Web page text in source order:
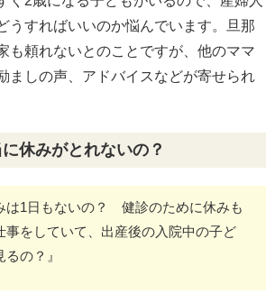
うすればいいのか悩んでいます。旦那
も頼れないとのことですが、他のママ
ましの声、アドバイスなどが寄せられ
休みがとれないの？
は1日もないの？ 健診のために休みも
事をしていて、出産後の入院中の子ど
の？』